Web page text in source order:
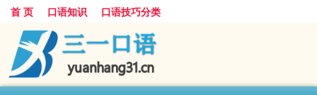
首 页 口语知识 口语技巧分类